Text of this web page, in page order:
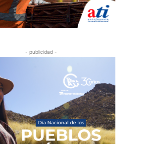
- publicidad -